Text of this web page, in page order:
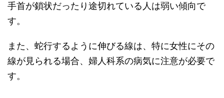
手首が鎖状だったり途切れている人は弱い傾向で
す。
また、蛇行するように伸びる線は、特に女性にその
線が見られる場合、婦人科系の病気に注意が必要で
す。